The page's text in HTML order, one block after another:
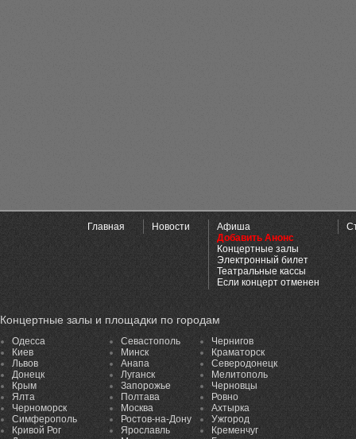
Главная Новости
Афиша
Добавить Анонс
Концертные залы
Электронный билет
Театральные кассы
Если концерт отменен
Концертные залы и площадки по городам
Одесса
Киев
Львов
Донецк
Крым
Ялта
Черноморск
Симферополь
Кривой Рог
Севастополь
Минск
Анапа
Луганск
Запорожье
Полтава
Москва
Ростов-на-Дону
Ярославль
Чернигов
Краматорск
Северодонецк
Мелитополь
Черновцы
Ровно
Ахтырка
Ужгород
Кременчуг